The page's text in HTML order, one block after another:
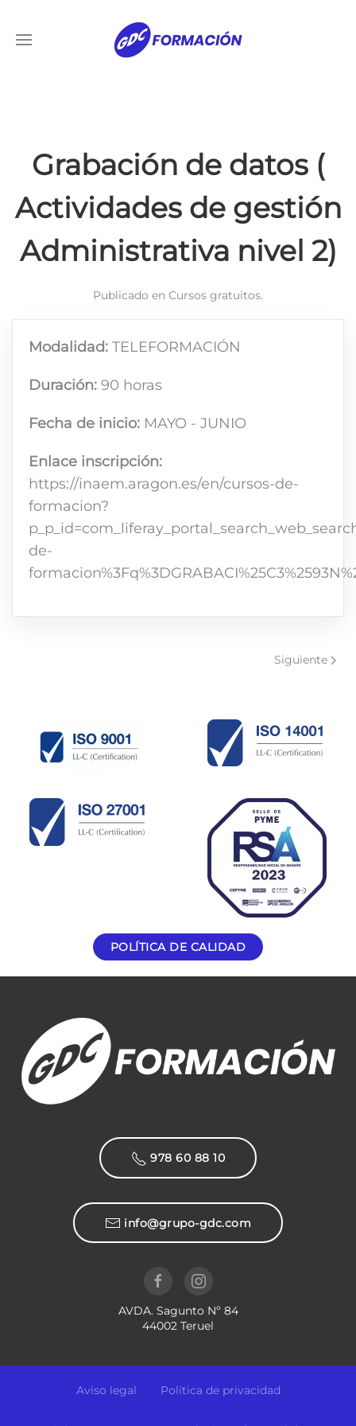
Grabación de datos (
Actividades de gestión
Administrativa nivel 2)
Publicado en Cursos gratuitos.
Modalidad: TELEFORMACIÓN
Duración: 90 horas
Fecha de inicio: MAYO - JUNIO
Enlace inscripción:
https://inaem.aragon.es/en/cursos-de-
formacion?
de-
Siguiente
POLÍTICA DE CALIDAD
978 60 88 10
info@grupo-gdc.com
AVDA. Sagunto Nº 84
44002 Teruel
Aviso legal Política de privacidad